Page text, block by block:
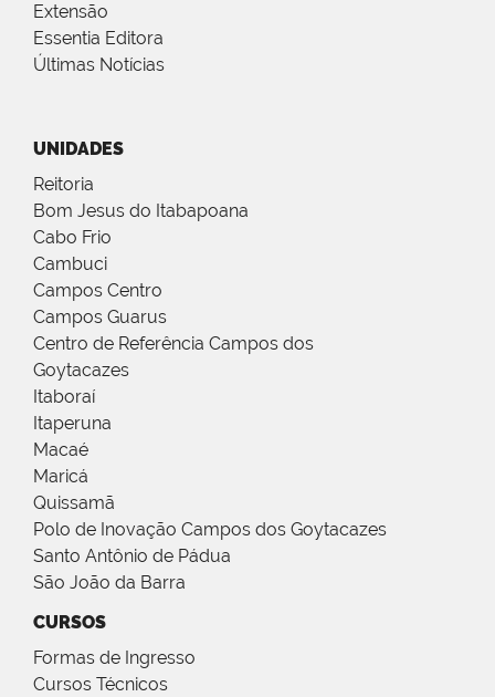
Extensão
Essentia Editora
Últimas Notícias
UNIDADES
Reitoria
Bom Jesus do Itabapoana
Cabo Frio
Cambuci
Campos Centro
Campos Guarus
Centro de Referência Campos dos
Goytacazes
Itaboraí
Itaperuna
Macaé
Maricá
Quissamã
Polo de Inovação Campos dos Goytacazes
Santo Antônio de Pádua
São João da Barra
CURSOS
Formas de Ingresso
Cursos Técnicos